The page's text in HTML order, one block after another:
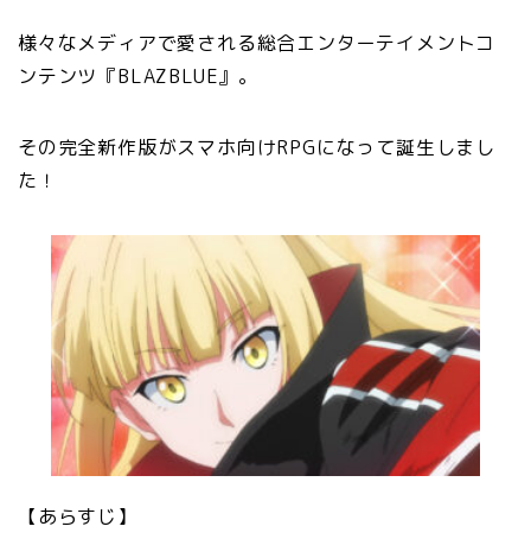
様々なメディアで愛される総合エンターテイメントコ
ンテンツ『BLAZBLUE』。
その完全新作版がスマホ向けRPGになって誕生しまし
た！
【あらすじ】